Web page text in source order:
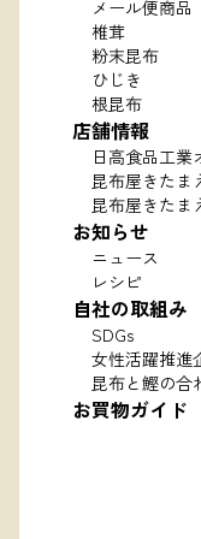
メール便商品
椎茸
粉末昆布
ひじき
根昆布
店舗情報
日高食品工業
昆布屋きたま
昆布屋きたま
お知らせ
ニュース
レシピ
自社の取組み
SDGs
女性活躍推進
昆布と鰹の合
お買物ガイド